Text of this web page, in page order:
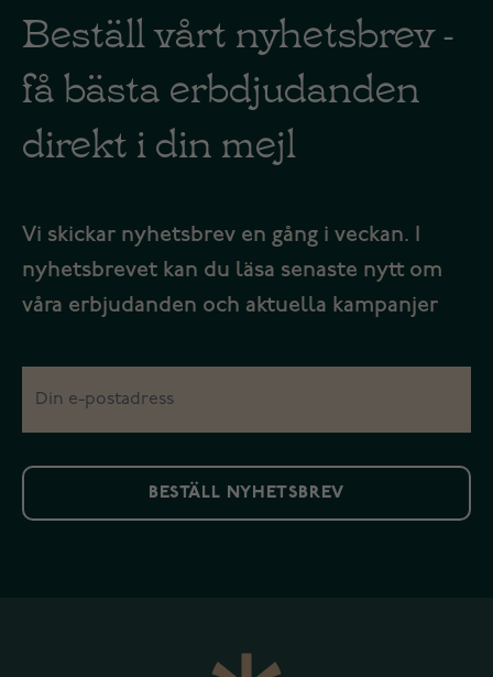
Beställ vårt nyhetsbrev -
få bästa erbdjudanden
direkt i din mejl
Vi skickar nyhetsbrev en gång i veckan. I
nyhetsbrevet kan du läsa senaste nytt om
våra erbjudanden och aktuella kampanjer
BESTÄLL NYHETSBREV